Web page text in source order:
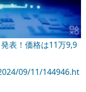
表！価格は11万9,9
09/11/144946.ht